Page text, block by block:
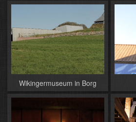
Wikingermuseum in Borg